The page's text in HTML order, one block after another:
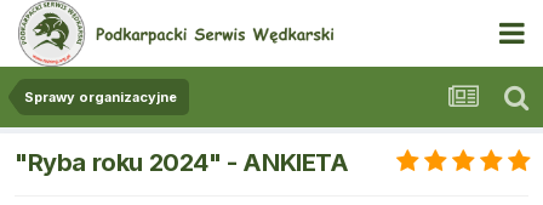
Sprawy organizacyjne
"Ryba roku 2024" - ANKIETA